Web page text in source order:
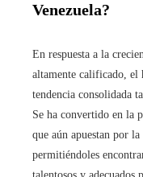
Venezuela?
En respuesta a la
altamente calificado, el
tendencia consolidada
Se ha convertido en la
que aún apuestan por
permitiéndoles